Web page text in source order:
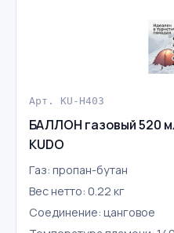
Арт. KU-H403
БАЛЛОН газовый 520
KUDO
Газ: пропан-бутан
Вес нетто: 0.22 кг
Соединение: цанговое